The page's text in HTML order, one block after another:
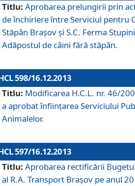
Titlu: Aprobarea prelungirii prin
de închiriere între Serviciul pentru
Stăpân Braşov şi S.C. Ferma
Adăpostul de câini fără stăpân.
598/16.12.2013
Titlu: Modificarea H.C.L. nr. 46/
a aprobat înfiinţarea Serviciului
Animalelor.
597/16.12.2013
Titlu: Aprobarea rectificării
al R.A. Transport Braşov pe anul